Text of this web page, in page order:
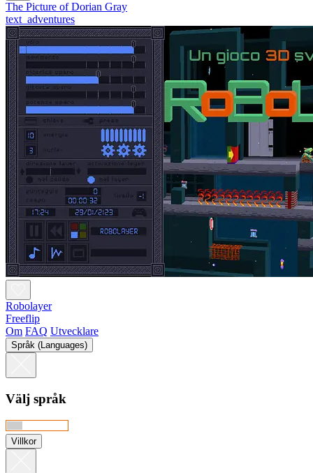
The Picture of Dorian Gray
text_adventures
Robolayer
Freeflip
Om FAQ Utvecklare
Språk (Languages)
Välj språk
Villkor